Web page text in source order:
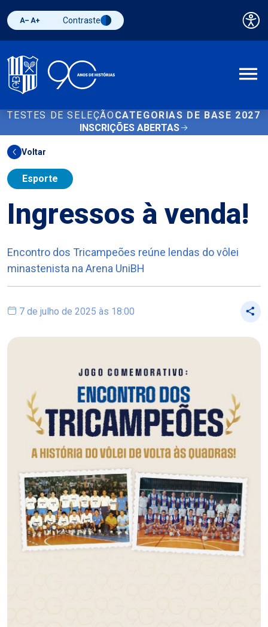
Diminuir fonte
Aumentar fonteAlternar contraste
Contraste
TESTES DE SELEÇÃO CATEGORIAS DE BASE 2027
INSCRIÇÕES ABERTAS
Voltar
Esporte
Ingressos à venda!
Encontro dos Tricampeões reúne lendas do vôlei
minastenista na Arena UniBH
7 de julho de 2025 às 18:00